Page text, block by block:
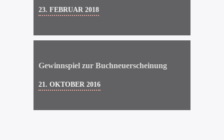
23. FEBRUAR 2018
Gewinnspiel zur Buchneuerscheinung
21. OKTOBER 2016